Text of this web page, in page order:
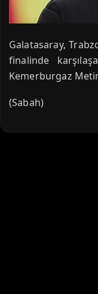
Galatasaray,
finalinde
Kemerburgaz
(Sabah)